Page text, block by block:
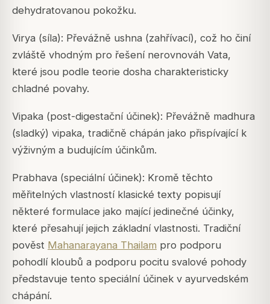
dehydratovanou pokožku.
Virya (síla): Převážně ushna (zahřívací), což ho činí
zvláště vhodným pro řešení nerovnováh Vata,
které jsou podle teorie dosha charakteristicky
chladné povahy.
Vipaka (post-digestační účinek): Převážně madhura
(sladký) vipaka, tradičně chápán jako přispívající k
výživným a budujícím účinkům.
Prabhava (speciální účinek): Kromě těchto
měřitelných vlastností klasické texty popisují
některé formulace jako mající jedinečné účinky,
které přesahují jejich základní vlastnosti. Tradiční
pověst Mahanarayana Thailam pro podporu
pohodlí kloubů a podporu pocitu svalové pohody
představuje tento speciální účinek v ayurvedském
chápání.